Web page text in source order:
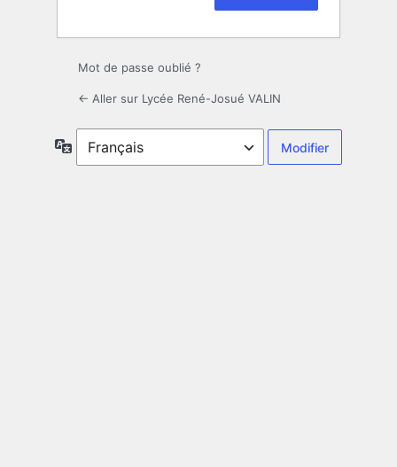
Mot de passe oublié ?
← Aller sur Lycée René-Josué VALIN
Langue